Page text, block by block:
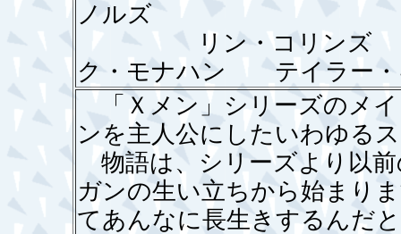
ノルズ
リン・コリンズ ケ
ク・モナハン テイラー
「Ｘメン」シリーズのメ
ンを主人公にしたいわゆる
物語は、シリーズより以
ガンの生い立ちから始まり
てあんなに長生きするんだ